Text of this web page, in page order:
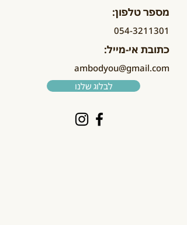
מספר טלפון:
054-3211301
כתובת אי-מייל:
ambodyou@gmail.com
לבלוג שלנו